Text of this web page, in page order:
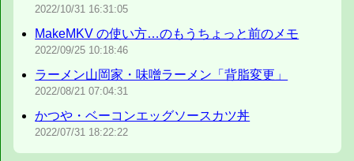
2022/10/31 16:31:05
MakeMKV の使い方…のもうちょっと前のメモ
2022/09/25 10:18:46
ラーメン山岡家・味噌ラーメン「背脂変更」
2022/08/21 07:04:31
かつや・ベーコンエッグソースカツ丼
2022/07/31 18:22:22